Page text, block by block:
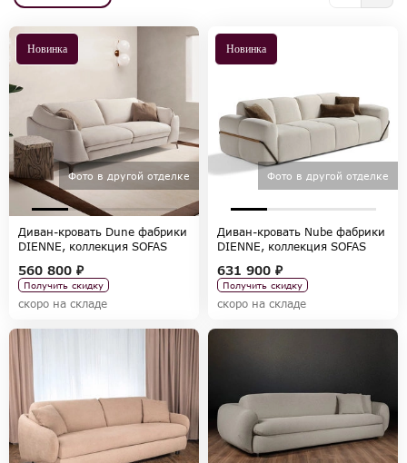
Новинка
Фото в другой отделке
Диван-кровать Dune фабрики
DIENNE, коллекция SOFAS
560 800 ₽
Получить скидку
скоро на складе
Новинка
Фото в другой отделке
Диван-кровать Nube фабрики
DIENNE, коллекция SOFAS
631 900 ₽
Получить скидку
скоро на складе